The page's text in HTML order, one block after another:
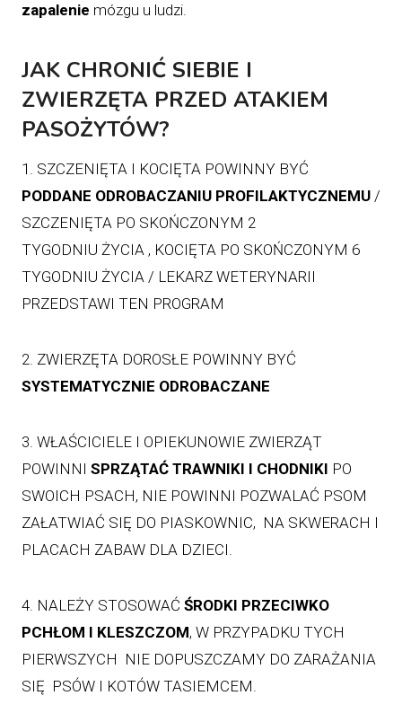
zapalenie mózgu u ludzi.
JAK CHRONIĆ SIEBIE I
ZWIERZĘTA PRZED ATAKIEM
PASOŻYTÓW?
1. SZCZENIĘTA I KOCIĘTA POWINNY BYĆ
PODDANE ODROBACZANIU PROFILAKTYCZNEMU /
SZCZENIĘTA PO SKOŃCZONYM 2
TYGODNIU ŻYCIA , KOCIĘTA PO SKOŃCZONYM 6
TYGODNIU ŻYCIA / LEKARZ WETERYNARII
PRZEDSTAWI TEN PROGRAM
2. ZWIERZĘTA DOROSŁE POWINNY BYĆ
SYSTEMATYCZNIE ODROBACZANE
3. WŁAŚCICIELE I OPIEKUNOWIE ZWIERZĄT
POWINNI SPRZĄTAĆ TRAWNIKI I CHODNIKI PO
SWOICH PSACH, NIE POWINNI POZWALAĆ PSOM
ZAŁATWIAĆ SIĘ DO PIASKOWNIC, NA SKWERACH I
PLACACH ZABAW DLA DZIECI.
4. NALEŻY STOSOWAĆ ŚRODKI PRZECIWKO
PCHŁOM I KLESZCZOM, W PRZYPADKU TYCH
PIERWSZYCH NIE DOPUSZCZAMY DO ZARAŻANIA
SIĘ PSÓW I KOTÓW TASIEMCEM.